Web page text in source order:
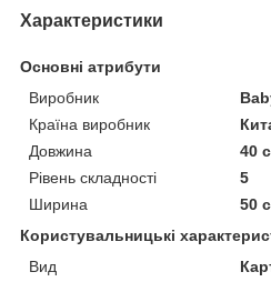
Характеристики
Основні атрибути
Виробник
Країна виробник
Довжина
40
Рівень складності
5
Ширина
50
Користувальницькі
Вид